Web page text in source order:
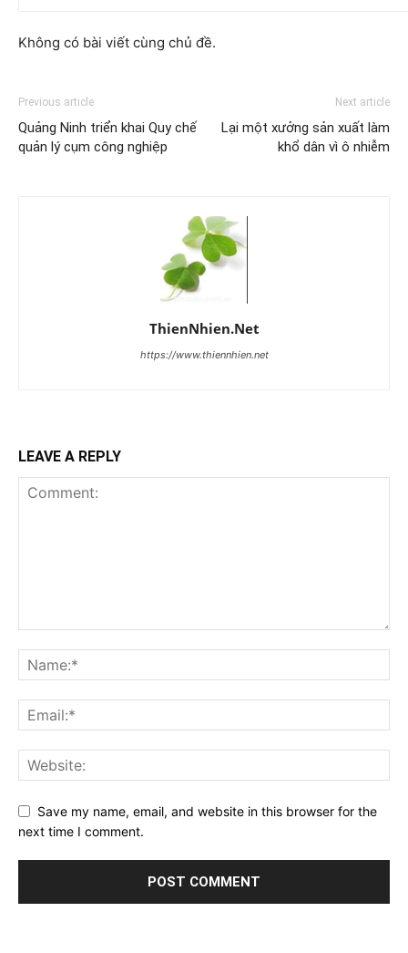
Không có bài viết cùng chủ đề.
Previous article
Quảng Ninh triển khai Quy chế
quản lý cụm công nghiệp
Next article
Lại một xưởng sản xuất làm
khổ dân vì ô nhiễm
ThienNhien.Net
https://www.thiennhien.net
LEAVE A REPLY
Save my name, email, and website in this browser for the
next time I comment.